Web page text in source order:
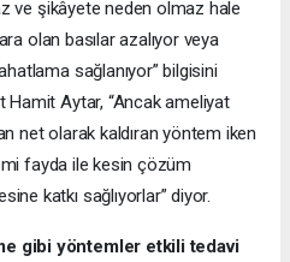
ve şikâyete neden olmaz hale
olan basılar azalıyor veya
sağlanıyor” bilgisini
Hamit Aytar, “Ancak ameliyat
net olarak kaldıran yöntem iken
fayda ile kesin çözüm
katkı sağlıyorlar” diyor.
gibi yöntemler etkili tedavi